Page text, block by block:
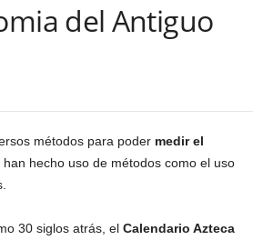
del Antiguo
métodos para poder medir el
hecho uso de métodos como el uso
30 siglos atrás, el Calendario Azteca